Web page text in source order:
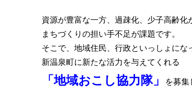
資源が豊富な一方、過疎化、少子高齢化
まちづくりの担い手不足が課題です。
そこで、地域住民、行政といっしょにな
新温泉町に新たな活力を与えてくれる
「地域おこし協力隊」 を募集